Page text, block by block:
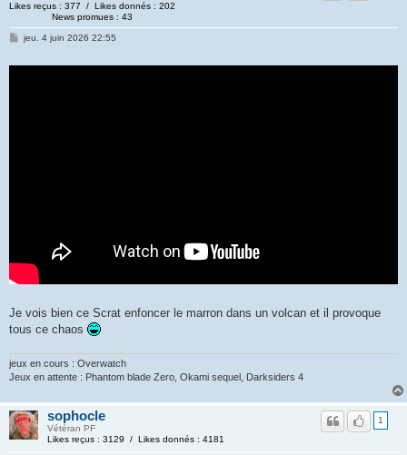
Likes reçus : 377 / Likes donnés : 202
News promues : 43
jeu. 4 juin 2026 22:55
Je vois bien ce Scrat enfoncer le marron dans un volcan et il provoque
tous ce chaos
jeux en cours : Overwatch
Jeux en attente : Phantom blade Zero, Okami sequel, Darksiders 4
sophocle
Vétéran PF
Likes reçus : 3129 / Likes donnés : 4181
1